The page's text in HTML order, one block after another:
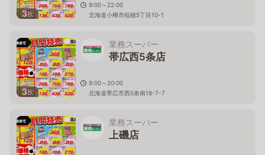
3枚
9:00～22:00
北海道小樽市稲穂5丁目10-1
3枚
業務スーパー
帯広西5条店
9:00～20:00
北海道帯広市西5条南18-7-7
業務スーパー
上磯店